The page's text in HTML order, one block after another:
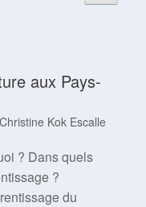
aux Pays-
Kok Escalle
? Dans quels
?
du